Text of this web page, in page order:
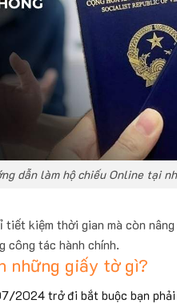
dẫn làm hộ chiếu Online tại
tiết kiệm thời gian mà còn
công tác hành chính.
những giấy tờ gì?
2024 trở đi bắt buộc bạn phải